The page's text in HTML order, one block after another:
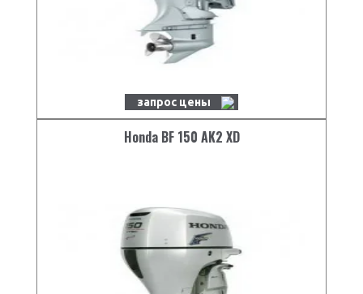
запрос цены
Honda BF 150 AK2 XD